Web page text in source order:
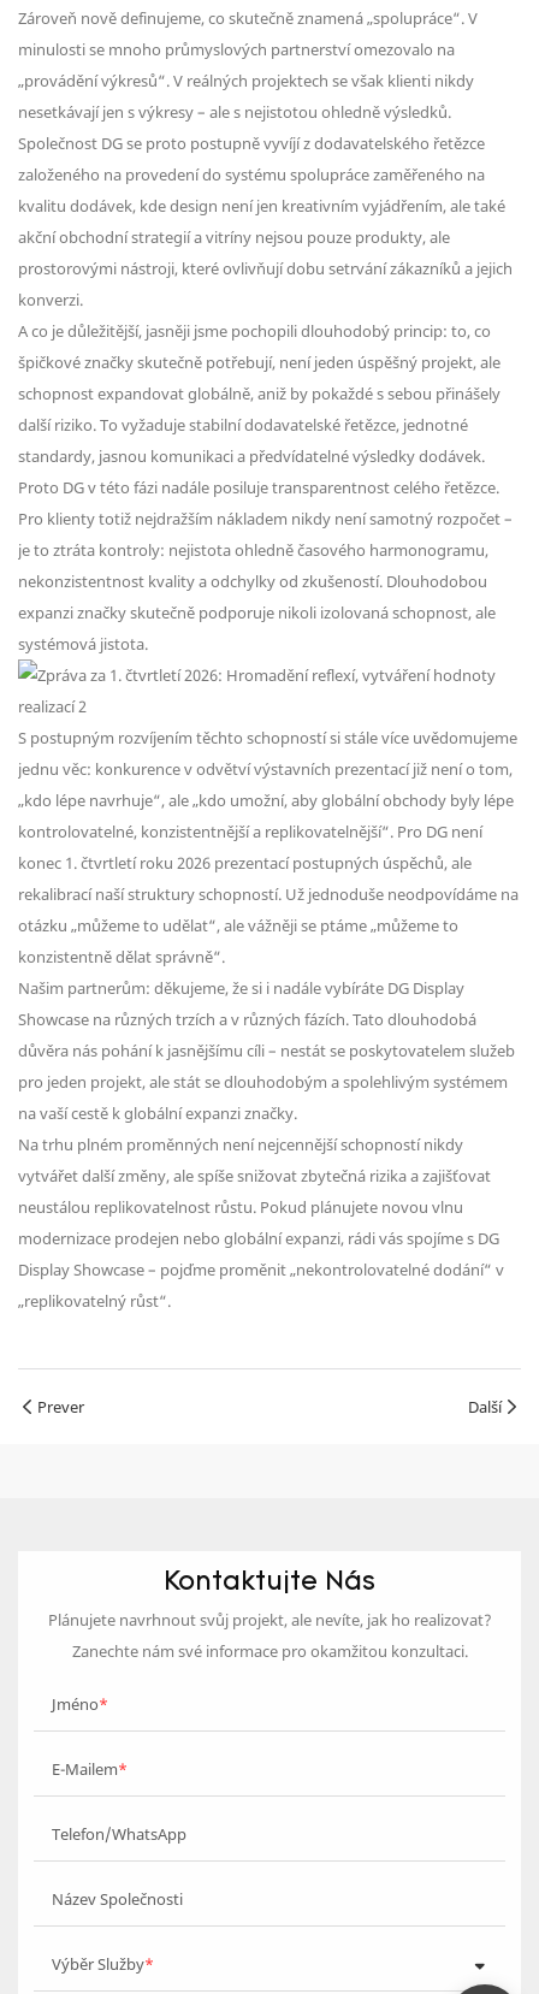
Zároveň nově definujeme, co skutečně znamená „spolupráce“. V
minulosti se mnoho průmyslových partnerství omezovalo na
„provádění výkresů“. V reálných projektech se však klienti nikdy
nesetkávají jen s výkresy – ale s nejistotou ohledně výsledků.
Společnost DG se proto postupně vyvíjí z dodavatelského řetězce
založeného na provedení do systému spolupráce zaměřeného na
kvalitu dodávek, kde design není jen kreativním vyjádřením, ale také
akční obchodní strategií a vitríny nejsou pouze produkty, ale
prostorovými nástroji, které ovlivňují dobu setrvání zákazníků a jejich
konverzi.
A co je důležitější, jasněji jsme pochopili dlouhodobý princip: to, co
špičkové značky skutečně potřebují, není jeden úspěšný projekt, ale
schopnost expandovat globálně, aniž by pokaždé s sebou přinášely
další riziko. To vyžaduje stabilní dodavatelské řetězce, jednotné
standardy, jasnou komunikaci a předvídatelné výsledky dodávek.
Proto DG v této fázi nadále posiluje transparentnost celého řetězce.
Pro klienty totiž nejdražším nákladem nikdy není samotný rozpočet –
je to ztráta kontroly: nejistota ohledně časového harmonogramu,
nekonzistentnost kvality a odchylky od zkušeností. Dlouhodobou
expanzi značky skutečně podporuje nikoli izolovaná schopnost, ale
systémová jistota.
S postupným rozvíjením těchto schopností si stále více uvědomujeme
jednu věc: konkurence v odvětví výstavních prezentací již není o tom,
„kdo lépe navrhuje“, ale „kdo umožní, aby globální obchody byly lépe
kontrolovatelné, konzistentnější a replikovatelnější“. Pro DG není
konec 1. čtvrtletí roku 2026 prezentací postupných úspěchů, ale
rekalibrací naší struktury schopností. Už jednoduše neodpovídáme na
otázku „můžeme to udělat“, ale vážněji se ptáme „můžeme to
konzistentně dělat správně“.
Našim partnerům: děkujeme, že si i nadále vybíráte DG Display
Showcase na různých trzích a v různých fázích. Tato dlouhodobá
důvěra nás pohání k jasnějšímu cíli – nestát se poskytovatelem služeb
pro jeden projekt, ale stát se dlouhodobým a spolehlivým systémem
na vaší cestě k globální expanzi značky.
Na trhu plném proměnných není nejcennější schopností nikdy
vytvářet další změny, ale spíše snižovat zbytečná rizika a zajišťovat
neustálou replikovatelnost růstu. Pokud plánujete novou vlnu
modernizace prodejen nebo globální expanzi, rádi vás spojíme s DG
Display Showcase – pojďme proměnit „nekontrolovatelné dodání“ v
„replikovatelný růst“.
Prever Další
Kontaktujte Nás
Plánujete navrhnout svůj projekt, ale nevíte, jak ho realizovat?
Zanechte nám své informace pro okamžitou konzultaci.
Jméno
E-Mailem
Telefon/WhatsApp
Název Společnosti
Výběr Služby